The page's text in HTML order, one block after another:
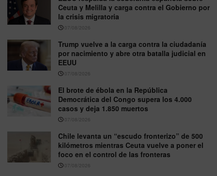
Ceuta y Melilla y carga contra el Gobierno por
la crisis migratoria
07/08/2026
Trump vuelve a la carga contra la ciudadanía
por nacimiento y abre otra batalla judicial en
EEUU
07/08/2026
El brote de ébola en la República
Democrática del Congo supera los 4.000
casos y deja 1.850 muertos
07/08/2026
Chile levanta un “escudo fronterizo” de 500
kilómetros mientras Ceuta vuelve a poner el
foco en el control de las fronteras
07/08/2026